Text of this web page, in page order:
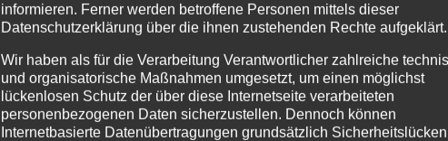
informieren. Ferner werden betroffene Personen mittels dieser
Datenschutzerklärung über die ihnen zustehenden Rechte aufgeklärt.
Wir haben als für die Verarbeitung Verantwortlicher zahlreiche
und organisatorische Maßnahmen umgesetzt, um einen möglichst
lückenlosen Schutz der über diese Internetseite verarbeiteten
personenbezogenen Daten sicherzustellen. Dennoch können
Internetbasierte Datenübertragungen grundsätzlich Sicherheitslücken